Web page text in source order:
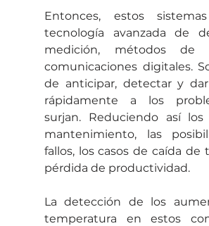
Entonces, estos
tecnología avanzada de
medición, métodos de
comunicaciones digitales.
de anticipar, detectar y
rápidamente a los
surjan. Reduciendo así
mantenimiento, las
fallos, los casos de caída de
pérdida de productividad.
La detección de los
temperatura en estos